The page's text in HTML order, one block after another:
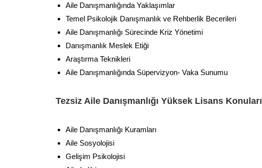
Aile Danışmanlığında Yaklaşımlar
Temel Psikolojik Danışmanlık ve Rehberlik Becerileri
Aile Danışmanlığı Sürecinde Kriz Yönetimi
Danışmanlık Meslek Etiği
Araştırma Teknikleri
Aile Danışmanlığında Süpervizyon- Vaka Sunumu
Tezsiz Aile Danışmanlığı Yüksek Lisans Konuları
Aile Danışmanlığı Kuramları
Aile Sosyolojisi
Gelişim Psikolojisi